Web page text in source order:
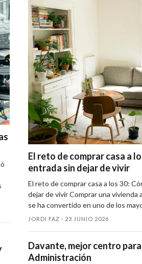
El reto de comprar casa a
entrada sin dejar de vivir
El reto de comprar casa a los 30:
dejar de vivir Comprar una vivienda
se ha convertido en uno de los
JORDI FAZ · 23 JUNIO 2026
Davante, mejor centro
Administración